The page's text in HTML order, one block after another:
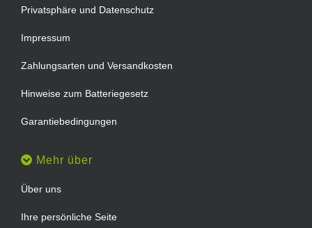
Privatsphäre und Datenschutz
Impressum
Zahlungsarten und Versandkosten
Hinweise zum Batteriegesetz
Garantiebedingungen
Mehr über
Über uns
Ihre persönliche Seite